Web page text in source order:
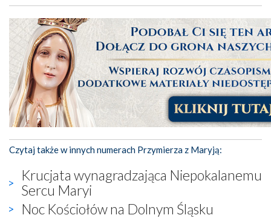
Czytaj także w innych numerach Przymierza z Maryją:
Krucjata wynagradzająca Niepokalanemu
Sercu Maryi
Noc Kościołów na Dolnym Śląsku